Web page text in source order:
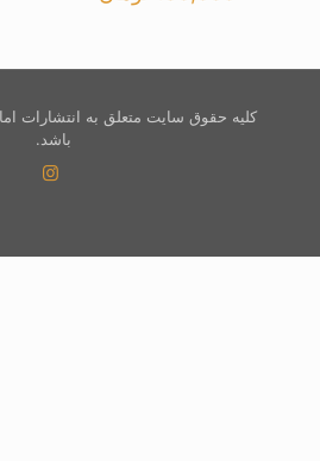
کلیه حقوق سایت متعلق به انتشارات
باشد.